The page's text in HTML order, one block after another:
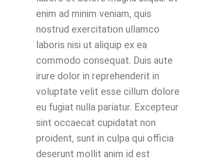
enim ad minim veniam, quis
nostrud exercitation ullamco
laboris nisi ut aliquip ex ea
commodo consequat. Duis aute
irure dolor in reprehenderit in
voluptate velit esse cillum dolore
eu fugiat nulla pariatur. Excepteur
sint occaecat cupidatat non
proident, sunt in culpa qui officia
deserunt mollit anim id est